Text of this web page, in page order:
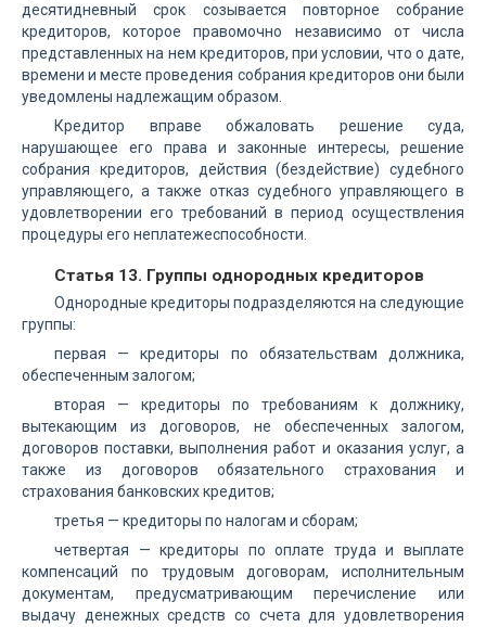
десятидневный срок созывается повторное собрание
кредиторов, которое правомочно независимо от числа
представленных на нем кредиторов, при условии, что о дате,
времени и месте проведения собрания кредиторов они были
уведомлены надлежащим образом.
Кредитор вправе обжаловать решение суда,
нарушающее его права и законные интересы, решение
собрания кредиторов, действия (бездействие) судебного
управляющего, а также отказ судебного управляющего в
удовлетворении его требований в период осуществления
процедуры его неплатежеспособности.
Статья 13. Группы однородных кредиторов
Однородные кредиторы подразделяются на следующие
группы:
первая — кредиторы по обязательствам должника,
обеспеченным залогом;
вторая — кредиторы по требованиям к должнику,
вытекающим из договоров, не обеспеченных залогом,
договоров поставки, выполнения работ и оказания услуг, а
также из договоров обязательного страхования и
страхования банковских кредитов;
третья — кредиторы по налогам и сборам;
четвертая — кредиторы по оплате труда и выплате
компенсаций по трудовым договорам, исполнительным
документам, предусматривающим перечисление или
выдачу денежных средств со счета для удовлетворения